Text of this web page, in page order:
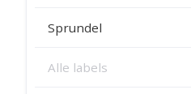
Alle labels